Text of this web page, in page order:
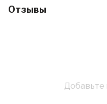
Отзывы
Добавьте